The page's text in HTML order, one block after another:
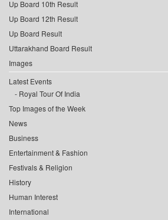
Up Board 10th Result
Up Board 12th Result
Up Board Result
Uttarakhand Board Result
Images
Latest Events
Royal Tour Of India
Top Images of the Week
News
Business
Entertainment & Fashion
Festivals & Religion
History
Human Interest
International